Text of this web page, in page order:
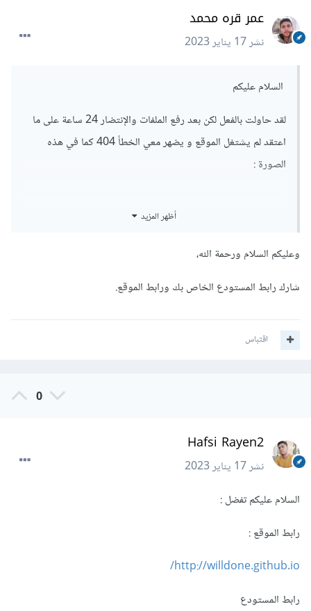
عمر قره محمد
نشر17 يناير 2023
السلام عليكم
لقد حاولت بالفعل لكن بعد رفع الملفات والإنتضار 24 ساعة على ما
اعتقد لم يشتغل الموقع و يضهر معي الخطأ 404 كما في هذه
الصورة:
أظهر المزيد
وعليكم السلام ورحمة الله،
شارك رابط المستودع الخاص بك ورابط الموقع.
اقتباس
0
Hafsi Rayen2
نشر17 يناير 2023
السلام عليكم تفضل:
رابط الموقع
http://willdone.github.io/
رابط المستودع